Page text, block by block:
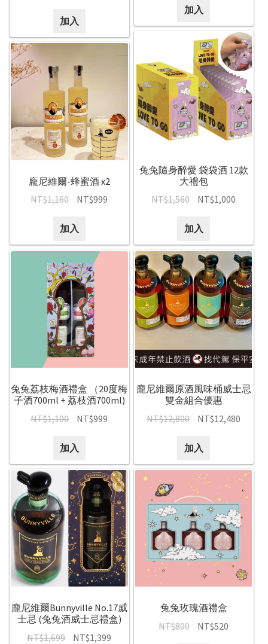
加入
加入
兔兔隨身醉愛 袋袋酒 12款
大禮包
NT$1,560 NT$1,000
加入
龐尼維爾-蜂蜜酒 x2
NT$1,160 NT$999
加入
兔兔荔枝梅酒禮盒 （20度梅
子酒700ml + 荔枝酒700ml)
NT$1,100 NT$999
加入
龐尼維爾原酒風味桶威士忌
雙金組合優惠
NT$12,800 NT$12,480
加入
龐尼維爾Bunnyville No.17威
士忌 (兔兔酒威士忌禮盒)
NT$1,699 NT$1,399
兔兔玫瑰酒禮盒
NT$800 NT$520